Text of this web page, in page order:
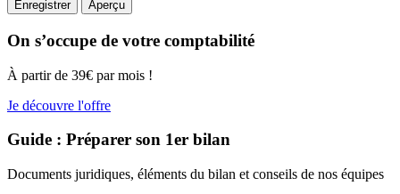
On s’occupe de votre comptabilité
À partir de 39€ par mois !
Je découvre l'offre
Guide : Préparer son 1er bilan
Documents juridiques, éléments du bilan et conseils de nos équipes